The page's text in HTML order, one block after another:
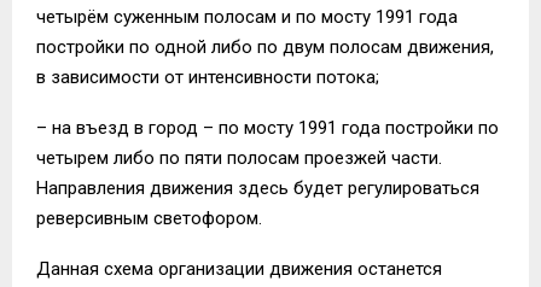
четырём суженным полосам и по мосту 1991 года
постройки по одной либо по двум полосам движения,
в зависимости от интенсивности потока;
– на въезд в город – по мосту 1991 года постройки по
четырем либо по пяти полосам проезжей части.
Направления движения здесь будет регулироваться
реверсивным светофором.
Данная схема организации движения останется